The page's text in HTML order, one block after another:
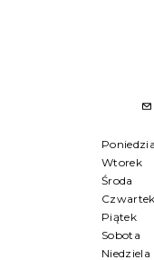
Wtorek
Środa
Czwartek
Piątek
Sobota
Niedziela